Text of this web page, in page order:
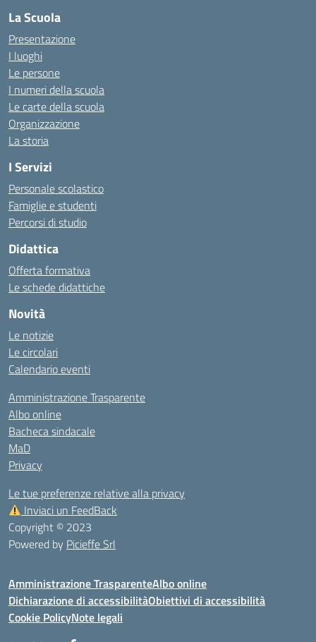
La Scuola
Presentazione
I luoghi
Le persone
I numeri della scuola
Le carte della scuola
Organizzazione
La storia
I Servizi
Personale scolastico
Famiglie e studenti
Percorsi di studio
Didattica
Offerta formativa
Le schede didattiche
Novità
Le notizie
Le circolari
Calendario eventi
Amministrazione Trasparente
Albo online
Bacheca sindacale
MaD
Privacy
Le tue preferenze relative alla privacy
Inviaci un FeedBack
Copyright © 2023
Powered by Picieffe Srl
Amministrazione TrasparenteAlbo online
Dichiarazione di accessibilitàObiettivi di accessibilità
Cookie PolicyNote legali